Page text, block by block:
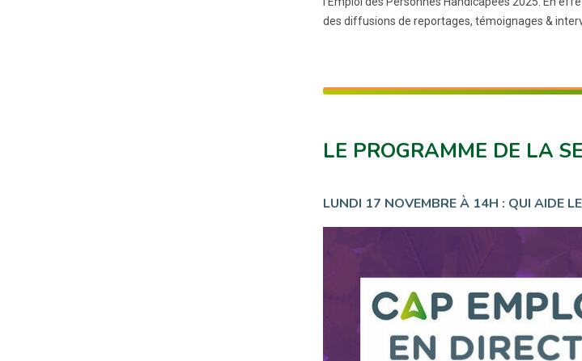
des diffusions de reportages, témoignages &
LE PROGRAMME DE LA
LUNDI 17 NOVEMBRE À 14H : QUI AIDE